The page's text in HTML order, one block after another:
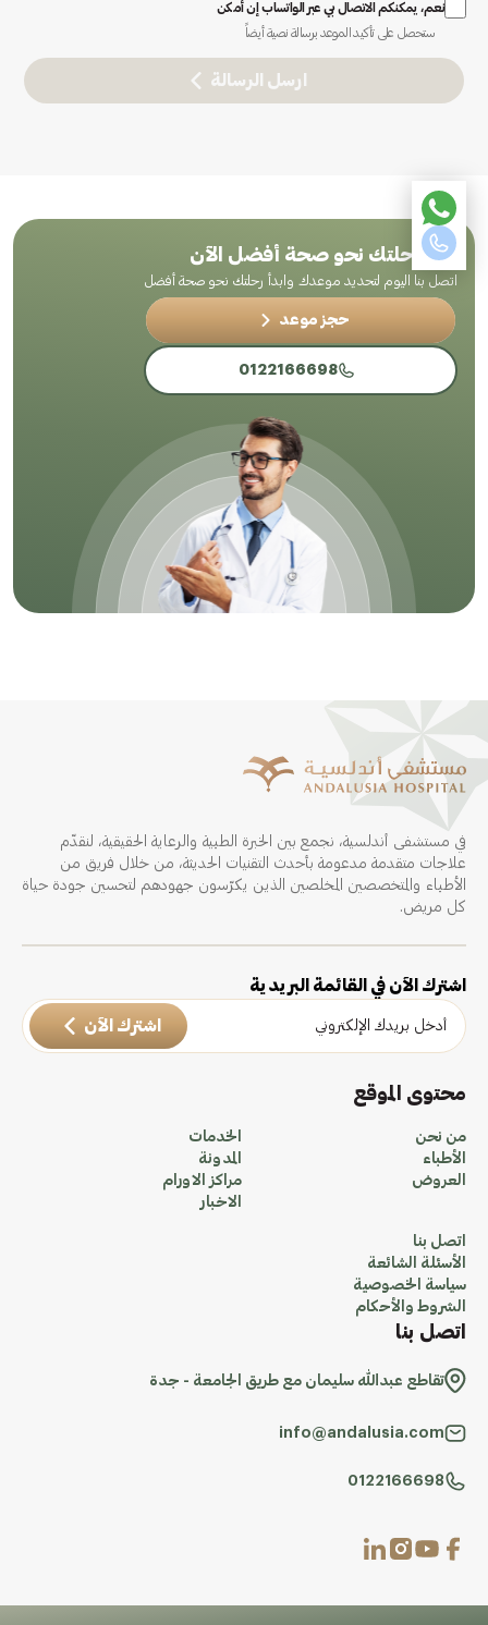
نعم، يمكنكم الاتصال بي عبر الواتساب إن أمكن
ستحصل على تأكيد الموعد برسالة نصية أيضاً
ارسل الرسالة
ابدأ رحلتك نحو صحة أفضل الآن
اتصل بنا اليوم لتحديد موعدك وابدأ رحلتك نحو صحة أفضل
حجز موعد
0122166698
في مستشفى أندلسية، نجمع بين الخبرة الطبية والرعاية الحقيقية، لنقدّم
علاجات متقدمة مدعومة بأحدث التقنيات الحديثة، من خلال فريق من
الأطباء والمتخصصين المخلصين الذين يكرّسون جهودهم لتحسين جودة حياة
كل مريض.
اشترك الآن في القائمة البريدية
اشترك الآن
محتوى الموقع
من نحن
الأطباء
العروض
الخدمات
المدونة
مراكز الاورام
الاخبار
اتصل بنا
الأسئلة الشائعة
سياسة الخصوصية
الشروط والأحكام
اتصل بنا
تقاطع عبدالله سليمان مع طريق الجامعة - جدة
info@andalusia.com
0122166698